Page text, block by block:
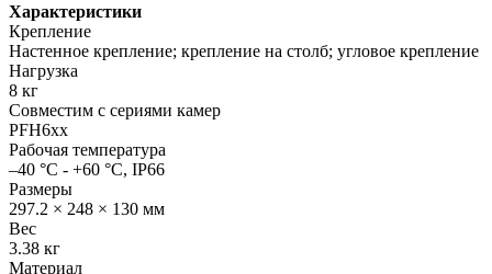
Характеристики
Крепление
Настенное крепление; крепление на столб; угловое крепление
Нагрузка
8 кг
Совместим с сериями камер
PFH6хх
Рабочая температура
–40 °C - +60 °C, IP66
Размеры
297.2 × 248 × 130 мм
Вес
3.38 кг
Материал